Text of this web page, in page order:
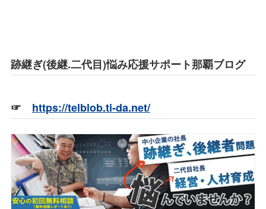
跡継ぎ(後継.二代目)悩み応援サポート那覇ブログ
☞ https://telblob.ti-da.net/